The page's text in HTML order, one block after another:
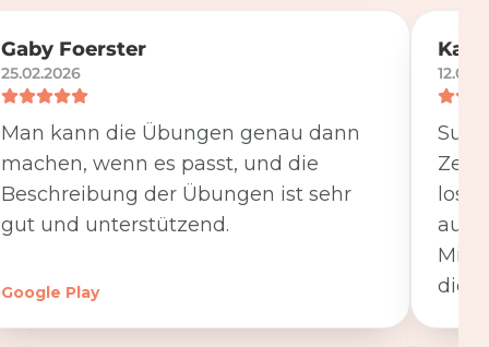
Gaby Foerster
25.02.2026
Man kann die Übungen genau dann
machen, wenn es passt, und die
Beschreibung der Übungen ist sehr
gut und unterstützend.
Google Play
Zeit
die